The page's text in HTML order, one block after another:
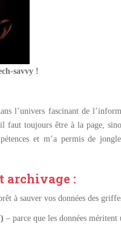
savvy !
l’univers fascinant de
faut toujours être à la page,
et m’a permis de
archivage :
à sauver vos données des
– parce que les données